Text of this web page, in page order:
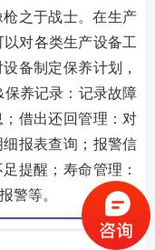
之于战士。在生产
对各类生产设备工
备制定保养计划，
养记录：记录故障
借出还回管理：对
报表查询；报警信
提醒；寿命管理：
警等。